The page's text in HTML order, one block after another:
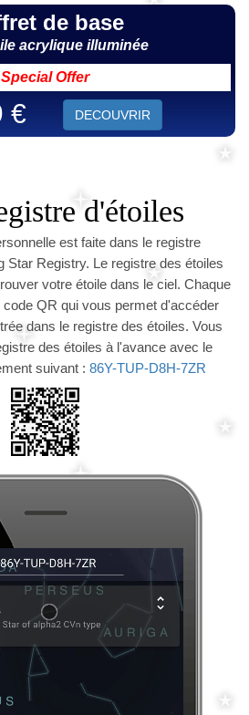
de base
acrylique illuminée
Special Offer
€ DECOUVRIR
d'étoiles
est faite dans le registre
Star Registry. Le registre des étoiles
votre étoile dans le ciel. Chaque
QR qui vous permet d'accéder
dans le registre des étoiles. Vous
des étoiles à l'avance avec le
suivant : 86Y-TUP-D8H-7ZR